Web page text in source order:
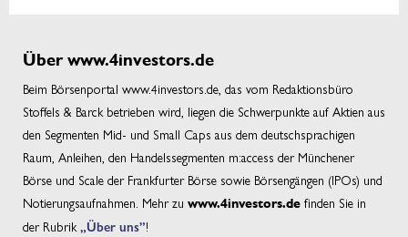
Über www.4investors.de
Beim Börsenportal www.4investors.de, das vom Redaktionsbüro
Stoffels & Barck betrieben wird, liegen die Schwerpunkte auf Aktien aus
den Segmenten Mid- und Small Caps aus dem deutschsprachigen
Raum, Anleihen, den Handelssegmenten m:access der Münchener
Börse und Scale der Frankfurter Börse sowie Börsengängen (IPOs) und
Notierungsaufnahmen. Mehr zu www.4investors.de finden Sie in
der Rubrik „Über uns”!